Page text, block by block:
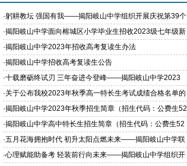
·躬耕教坛 强国有我——揭阳岐山中学组织开展庆祝第39个
教师节活动
·揭阳岐山中学面向榕城区小学毕业生招收2023级七年级新
生公告
·揭阳岐山中学2023年招收高考复读生办法
·揭阳岐山中学招收高考复读生公告
·十载磨砺终试刃 三年奋进今登峰——揭阳岐山中学2023
年高考送考纪实
·关于公布我校2023年秋季高一特长生考试成绩合格名单的
通知
·揭阳岐山中学2023年秋季招生简章（招生代码：公费生52
02006,培优生5202018）
·揭阳岐山中学高中特长生招生简章（招生代码：公费生52
02006,培优生5202018）
·五月花海拥抱时代 初升太阳点燃未来——揭阳岐山中学联
合揭阳市读书协会朗诵专委会组织开展朗诵展示活动
·心理赋能助备考 轻装前行向未来——揭阳岐山中学组织开